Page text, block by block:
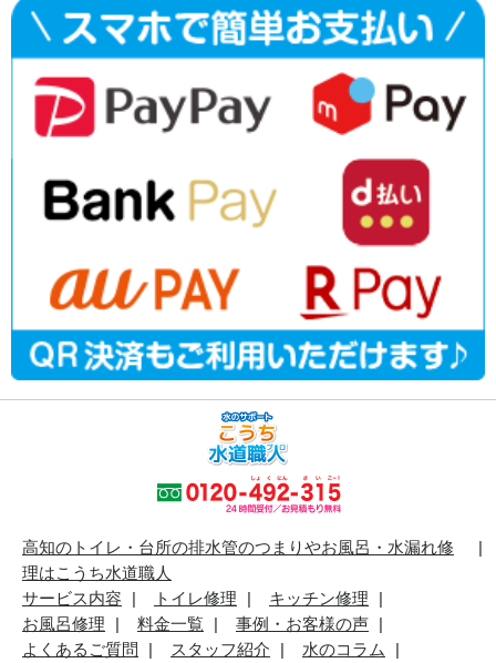
高知のトイレ・台所の排水管のつまりやお風呂・水漏れ修
理はこうち水道職人
サービス内容
トイレ修理
キッチン修理
お風呂修理
料金一覧
事例・お客様の声
よくあるご質問
スタッフ紹介
水のコラム